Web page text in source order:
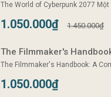
The World of Cyberpunk 2077
1.050.000₫ 1.450.000₫
The Filmmaker's
The Filmmaker's Handbook: A
1.050.000₫